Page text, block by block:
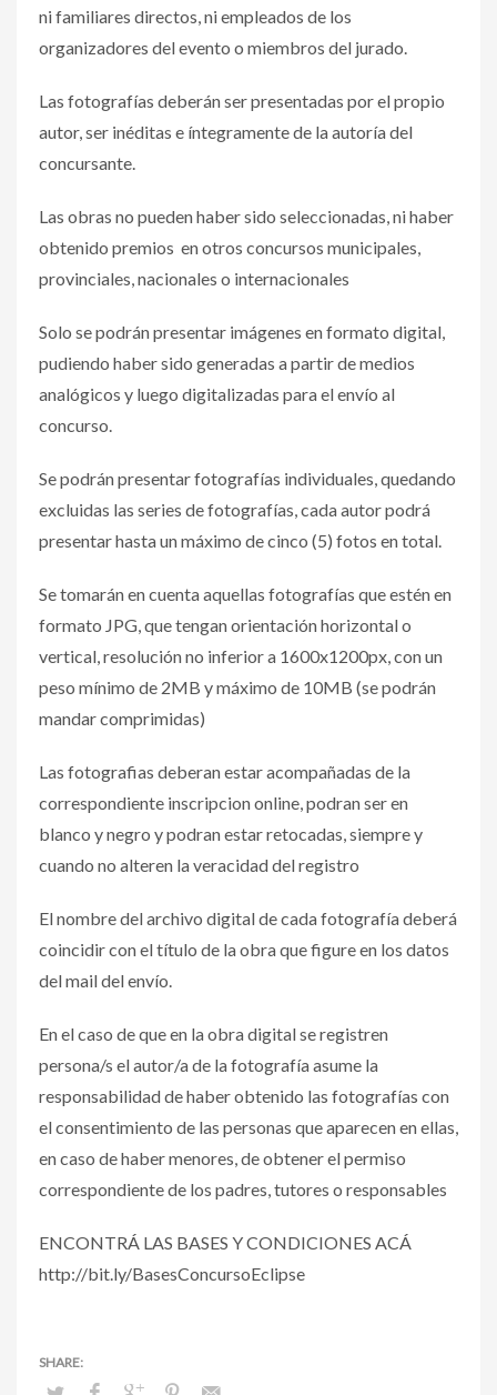
ni familiares directos, ni empleados de los
organizadores del evento o miembros del jurado.
Las fotografías deberán ser presentadas por el propio
autor, ser inéditas e íntegramente de la autoría del
concursante.
Las obras no pueden haber sido seleccionadas, ni haber
obtenido premios en otros concursos municipales,
provinciales, nacionales o internacionales
Solo se podrán presentar imágenes en formato digital,
pudiendo haber sido generadas a partir de medios
analógicos y luego digitalizadas para el envío al
concurso.
Se podrán presentar fotografías individuales, quedando
excluidas las series de fotografías, cada autor podrá
presentar hasta un máximo de cinco (5) fotos en total.
Se tomarán en cuenta aquellas fotografías que estén en
formato JPG, que tengan orientación horizontal o
vertical, resolución no inferior a 1600x1200px, con un
peso mínimo de 2MB y máximo de 10MB (se podrán
mandar comprimidas)
Las fotografias deberan estar acompañadas de la
correspondiente inscripcion online, podran ser en
blanco y negro y podran estar retocadas, siempre y
cuando no alteren la veracidad del registro
El nombre del archivo digital de cada fotografía deberá
coincidir con el título de la obra que figure en los datos
del mail del envío.
En el caso de que en la obra digital se registren
persona/s el autor/a de la fotografía asume la
responsabilidad de haber obtenido las fotografías con
el consentimiento de las personas que aparecen en ellas,
en caso de haber menores, de obtener el permiso
correspondiente de los padres, tutores o responsables
ENCONTRÁ LAS BASES Y CONDICIONES ACÁ
http://bit.ly/BasesConcursoEclipse